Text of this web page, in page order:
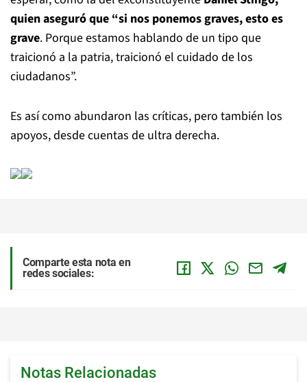
quien aseguró que “si nos ponemos graves, esto es
grave. Porque estamos hablando de un tipo que
traicionó a la patria, traicionó el cuidado de los
ciudadanos”.
Es así como abundaron las críticas, pero también los
apoyos, desde cuentas de ultra derecha.
Comparte esta nota en
redes sociales:
Notas Relacionadas